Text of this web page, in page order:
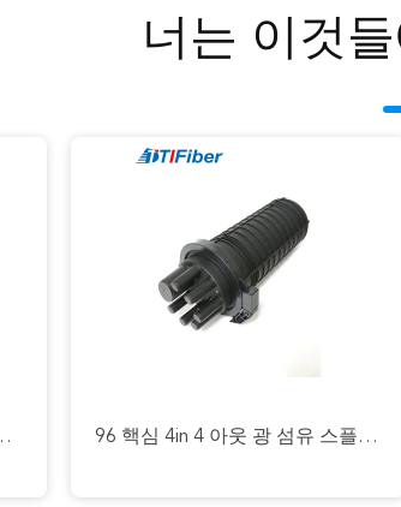
너는 이것
싱글모드 광섬유 결합 마감